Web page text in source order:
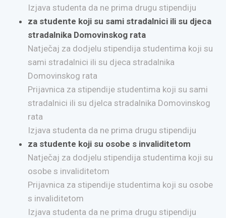
Izjava studenta da ne prima drugu stipendiju
za studente koji su sami stradalnici ili su djeca
stradalnika Domovinskog rata
Natječaj za dodjelu stipendija studentima koji su
sami stradalnici ili su djeca stradalnika
Domovinskog rata
Prijavnica za stipendije studentima koji su sami
stradalnici ili su djelca stradalnika Domovinskog
rata
Izjava studenta da ne prima drugu stipendiju
za studente koji su osobe s invaliditetom
Natječaj za dodjelu stipendija studentima koji su
osobe s invaliditetom
Prijavnica za stipendije studentima koji su osobe
s invaliditetom
Izjava studenta da ne prima drugu stipendiju